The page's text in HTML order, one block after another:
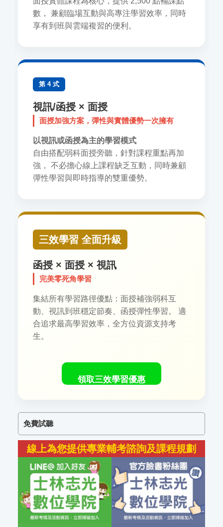
數， 兼顧臨場互動與高專注學習效率，同時
享有到班與雲端複習的便利。
第 4 式
視訊/函授 × 面授
面授加強方案，彈性與實體優勢一次擁有
以視訊或函授為主的學習模式
自由搭配弱科面授旁聽，針對課程重點再加
強， 不必擔心線上課程缺乏互動，同時兼顧
彈性學習與即時指導的雙重優勢。
三效學習 全面升級
函授 × 面授 × 視訊
完美零死角學習
集結所有學習路徑優點：面授補強弱科互
動、視訊到班穩定節奏、函授彈性學習。 適
合追求最高學習效率，全方位資源支持考
生。
領取三效學習優惠
免費試聽
線上為您提供專業輔考諮詢及課程規劃